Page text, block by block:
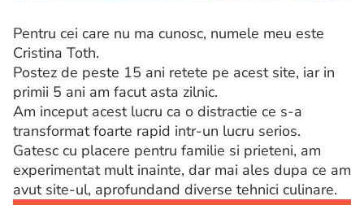
Pentru cei care nu ma cunosc, numele meu este
Cristina Toth.
Postez de peste 15 ani retete pe acest site, iar in
primii 5 ani am facut asta zilnic.
Am inceput acest lucru ca o distractie ce s-a
transformat foarte rapid intr-un lucru serios.
Gatesc cu placere pentru familie si prieteni, am
experimentat mult inainte, dar mai ales dupa ce am
avut site-ul, aprofundand diverse tehnici culinare.